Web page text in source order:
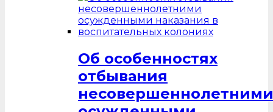
Об особенностях
отбывания
несовершеннолетними